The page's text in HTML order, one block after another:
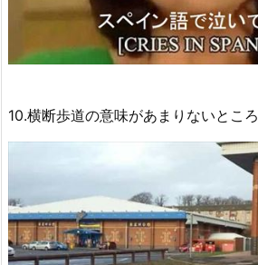
10.横断歩道の意味があまりないところ